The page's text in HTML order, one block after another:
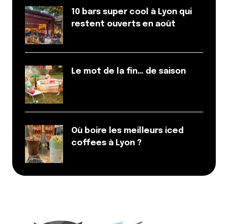
10 bars super cool à Lyon qui
restent ouverts en août
Le mot de la fin… de saison
Où boire les meilleurs iced
coffees à Lyon ?